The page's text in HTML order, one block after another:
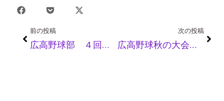
Prev
前の投稿
広高野球部 ４回戦突破ならず！
次の投稿
広高野球秋の大会一次予選のお知らせ